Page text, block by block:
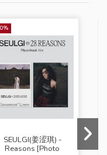
SEULGI(姜涩琪) -
Reasons [Photo